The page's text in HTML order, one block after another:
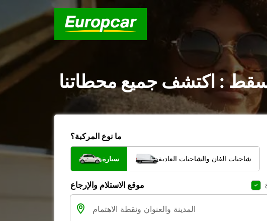
: اكتشف جميع محطاتنا
ما نوع المركبة؟
سيارة شاحنات الفان والشاحنات العادية
موقع الاستلام والإرجاع